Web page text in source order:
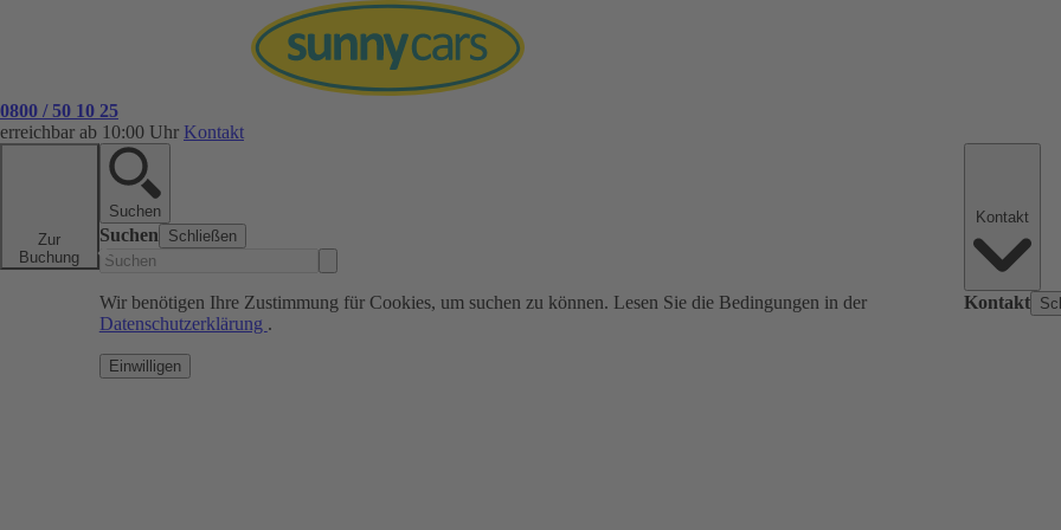
0800 / 50 10 25
erreichbar ab 10:00 Uhr Kontakt
Zur
Buchung
Suchen
Suchen Schließen
Wir benötigen Ihre Zustimmung für Cookies, um suchen zu können. Lesen Sie die Bedingungen in der
Datenschutzerklärung .
Einwilligen
Kontakt